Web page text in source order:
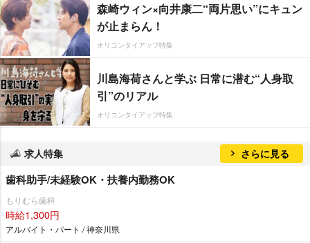
森崎ウィン×向井康二“両片思い”にキュン
が止まらん！
オリコンタイアップ特集
川島海荷さんと学ぶ 日常に潜む“人身取
引”のリアル
オリコンタイアップ特集
求人特集 さらに見る
歯科助手/未経験OK・扶養内勤務OK
もりむら歯科
時給1,300円
アルバイト・パート / 神奈川県